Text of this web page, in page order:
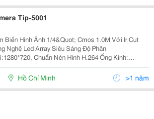
Camera Tip-5001
Biến Hình Ảnh 1/4&Quot; Cmos 1.0M Với Ir Cut
Nghệ Led Array Siêu Sáng Độ Phân
Chuẩn Nén Hình H.264 Ống Kính:
(15 - 20M) Quan Sát:
Hồ Chí Minh >1 năm